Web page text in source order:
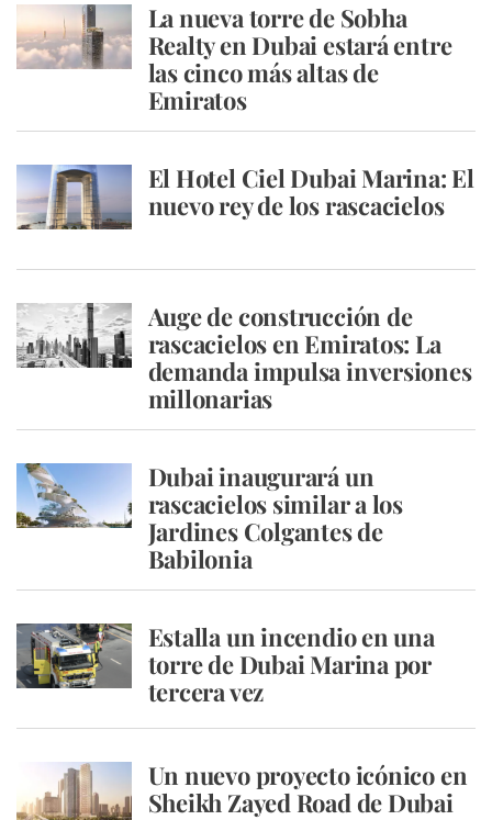
La nueva torre de Sobha
Realty en Dubai estará entre
las cinco más altas de
Emiratos
El Hotel Ciel Dubai Marina: El
nuevo rey de los rascacielos
Auge de construcción de
rascacielos en Emiratos: La
demanda impulsa inversiones
millonarias
Dubai inaugurará un
rascacielos similar a los
Jardines Colgantes de
Babilonia
Estalla un incendio en una
torre de Dubai Marina por
tercera vez
Un nuevo proyecto icónico en
Sheikh Zayed Road de Dubai